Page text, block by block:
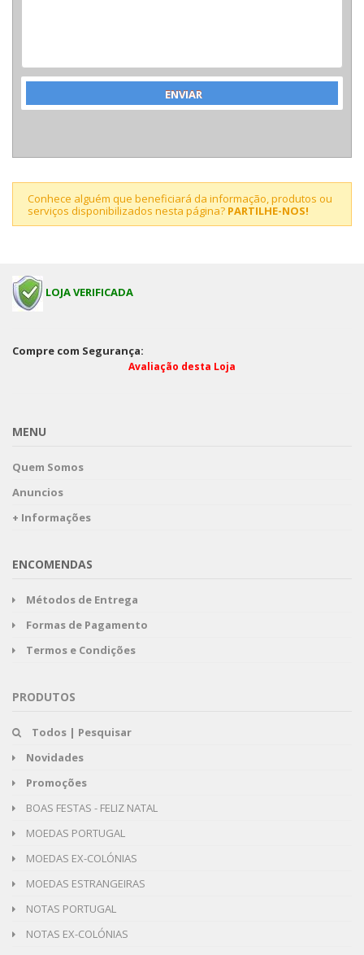
Conhece alguém que beneficiará da informação, produtos ou
serviços disponibilizados nesta página? PARTILHE-NOS!
LOJA VERIFICADA
Compre com Segurança:
Avaliação desta Loja
MENU
Quem Somos
Anuncios
+ Informações
ENCOMENDAS
Métodos de Entrega
Formas de Pagamento
Termos e Condições
PRODUTOS
Todos | Pesquisar
Novidades
Promoções
BOAS FESTAS - FELIZ NATAL
MOEDAS PORTUGAL
MOEDAS EX-COLÓNIAS
MOEDAS ESTRANGEIRAS
NOTAS PORTUGAL
NOTAS EX-COLÓNIAS